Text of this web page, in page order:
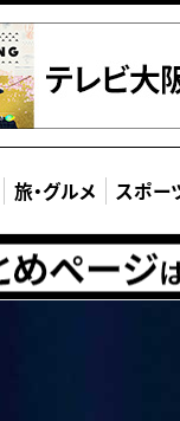
旅・グルメ スポー